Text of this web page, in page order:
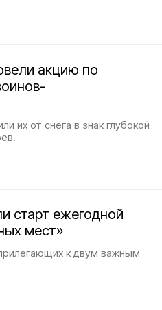
акцию по
их от снега в знак глубокой
старт ежегодной
мест»
к двум важным